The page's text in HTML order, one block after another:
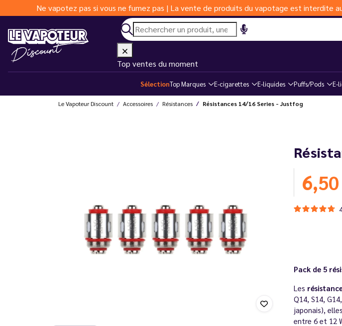
Ne vapotez pas si vous ne fumez pas | La vente de produits du vapotage est interdite
Top ventes du moment
SélectionTop Marques E-cigarettes E-liquides Puffs/Pods E-
Le Vapoteur Discount Accessoires Résistances Résistances 14/16 Series - Justfog
Pack de 5
Les
Q14, S14,
japonais),
entre 6 et 12